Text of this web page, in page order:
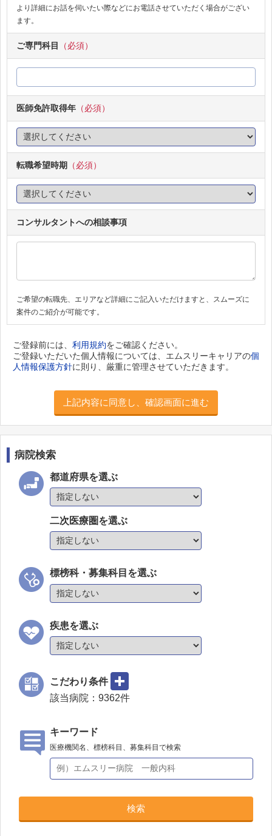
より詳細にお話を伺いたい際などにお電話させていただく場合がござい
ます。
ご専門科目 （必須）
医師免許取得年 （必須）
転職希望時期 （必須）
コンサルタントへの相談事項
ご希望の転職先、エリアなど詳細にご記入いただけますと、スムーズに
案件のご紹介が可能です。
ご登録前には、 利用規約をご確認ください。
ご登録いただいた個人情報については、エムスリーキャリアの個
人情報保護方針に則り、厳重に管理させていただきます。
上記内容に同意し、確認画面に進む
病院検索
都道府県を選ぶ
二次医療圏を選ぶ
標榜科・募集科目を選ぶ
疾患を選ぶ
こだわり条件
該当病院： 9362件
キーワード
医療機関名、標榜科目、募集科目で検索
検索